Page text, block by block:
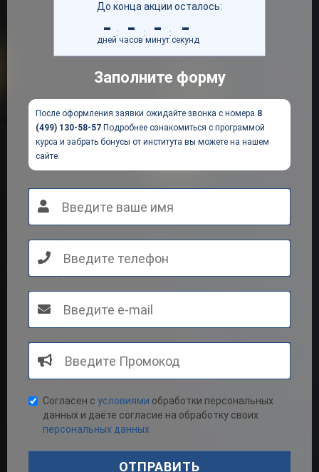
До конца акции осталось:
-
дней
: -
часов
: -
минут
: -
секунд
Заполните форму
После оформления заявки ожидайте звонка с номера 8
(499) 130-58-57 Подробнее ознакомиться с программой
курса и забрать бонусы от института вы можете на нашем
сайте.
Согласен с условиями обработки персональных
данных и даёте согласие на обработку своих
персональных данных
ОТПРАВИТЬ